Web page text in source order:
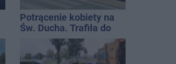
Potrącenie kobiety na
Św. Ducha. Trafiła do
szpitala